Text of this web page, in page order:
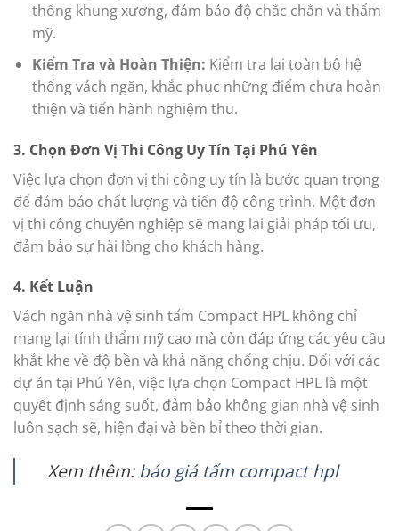
thống khung xương, đảm bảo độ chắc chắn và thẩm
mỹ.
Kiểm Tra và Hoàn Thiện: Kiểm tra lại toàn bộ hệ
thống vách ngăn, khắc phục những điểm chưa hoàn
thiện và tiến hành nghiệm thu.
3. Chọn Đơn Vị Thi Công Uy Tín Tại Phú Yên
Việc lựa chọn đơn vị thi công uy tín là bước quan trọng
để đảm bảo chất lượng và tiến độ công trình. Một đơn
vị thi công chuyên nghiệp sẽ mang lại giải pháp tối ưu,
đảm bảo sự hài lòng cho khách hàng.
4. Kết Luận
Vách ngăn nhà vệ sinh tấm Compact HPL không chỉ
mang lại tính thẩm mỹ cao mà còn đáp ứng các yêu cầu
khắt khe về độ bền và khả năng chống chịu. Đối với các
dự án tại Phú Yên, việc lựa chọn Compact HPL là một
quyết định sáng suốt, đảm bảo không gian nhà vệ sinh
luôn sạch sẽ, hiện đại và bền bỉ theo thời gian.
Xem thêm:báo giá tấm compact hpl